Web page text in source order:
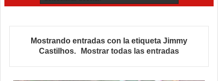
Mostrando entradas con la etiqueta Jimmy
Castilhos. Mostrar todas las entradas